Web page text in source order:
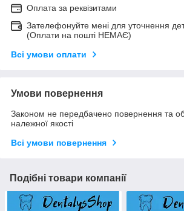
Оплата за реквізитами
Зателефонуйте мені для уточнення
(Оплати на пошті НЕМАЄ)
Всі умови оплати
Умови повернення
Законом не передбачено повернення та
належної якості
Всі умови повернення
Подібні товари компанії